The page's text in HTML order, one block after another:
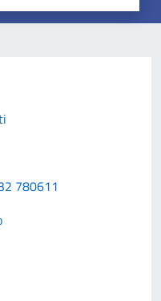
780611